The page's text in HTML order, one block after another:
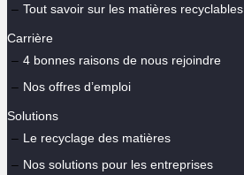
Tout savoir sur les matières recyclables
Carrière
4 bonnes raisons de nous rejoindre
Nos offres d’emploi
Solutions
Le recyclage des matières
Nos solutions pour les entreprises